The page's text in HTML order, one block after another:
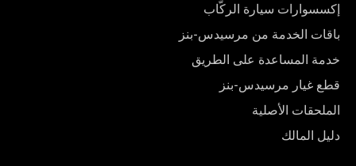
إكسسوارات سيارة الركّاب
باقات الخدمة من مرسيدس-بنز
خدمة المساعدة على الطريق
قطع غيار مرسيدس-بنز
الملحقات الأصلية
دليل المالك